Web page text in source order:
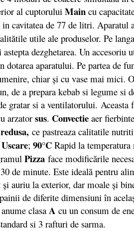
al cuptoruluiMain cu
cavitatea de 77 de litri. Aparatul
utile ale produselor. Pe
dezghetarea. Un accesoriu
dotarea aparatului. Pe partea de
chiar şi cu vase mai mici.
de a prepara kebab si legume si
gratar si a ventilatorului. Aceasta
arzator sus. Convectie aer
ce pastreaza calitatile
Uscare; 90°C Rapid la temperatura
Pizza face modificările
de minute. Este ideală pentru
auriu la exterior, dar moale şi
de diferite dimensiuni în
clasa A cu un consum de
si 3 rafturi de sarma.